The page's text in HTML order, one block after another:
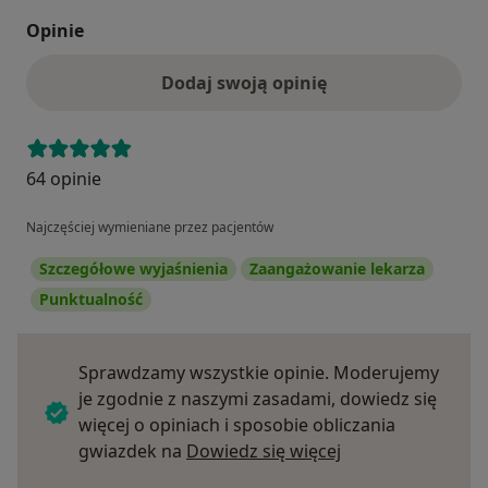
Opinie
Dodaj swoją opinię
64 opinie
Najczęściej wymieniane przez pacjentów
Szczegółowe wyjaśnienia
Zaangażowanie lekarza
Punktualność
Sprawdzamy wszystkie opinie. Moderujemy
je zgodnie z naszymi zasadami, dowiedz się
więcej o opiniach i sposobie obliczania
gwiazdek na Dowiedz się więcej